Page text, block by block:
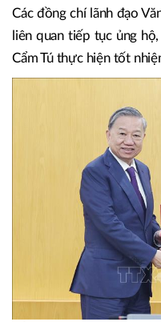
Các đồng chí lãnh đạo
liên quan tiếp tục ủng
Cẩm Tú thực hiện tốt